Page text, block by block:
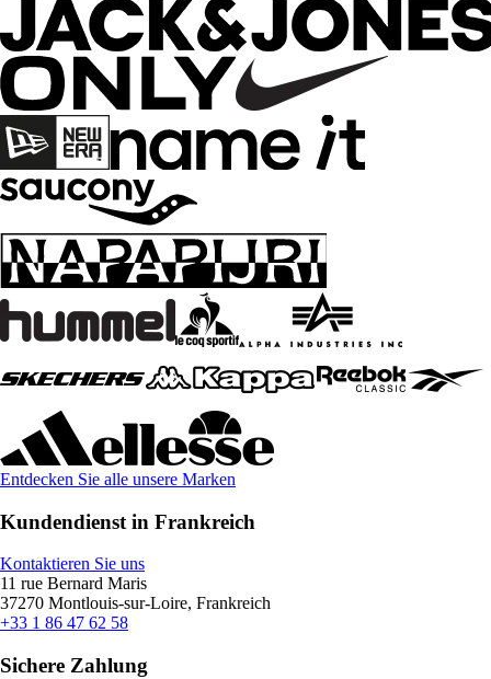
Entdecken Sie alle unsere Marken
Kundendienst in Frankreich
Kontaktieren Sie uns
11 rue Bernard Maris
37270 Montlouis-sur-Loire, Frankreich
+33 1 86 47 62 58
Sichere Zahlung